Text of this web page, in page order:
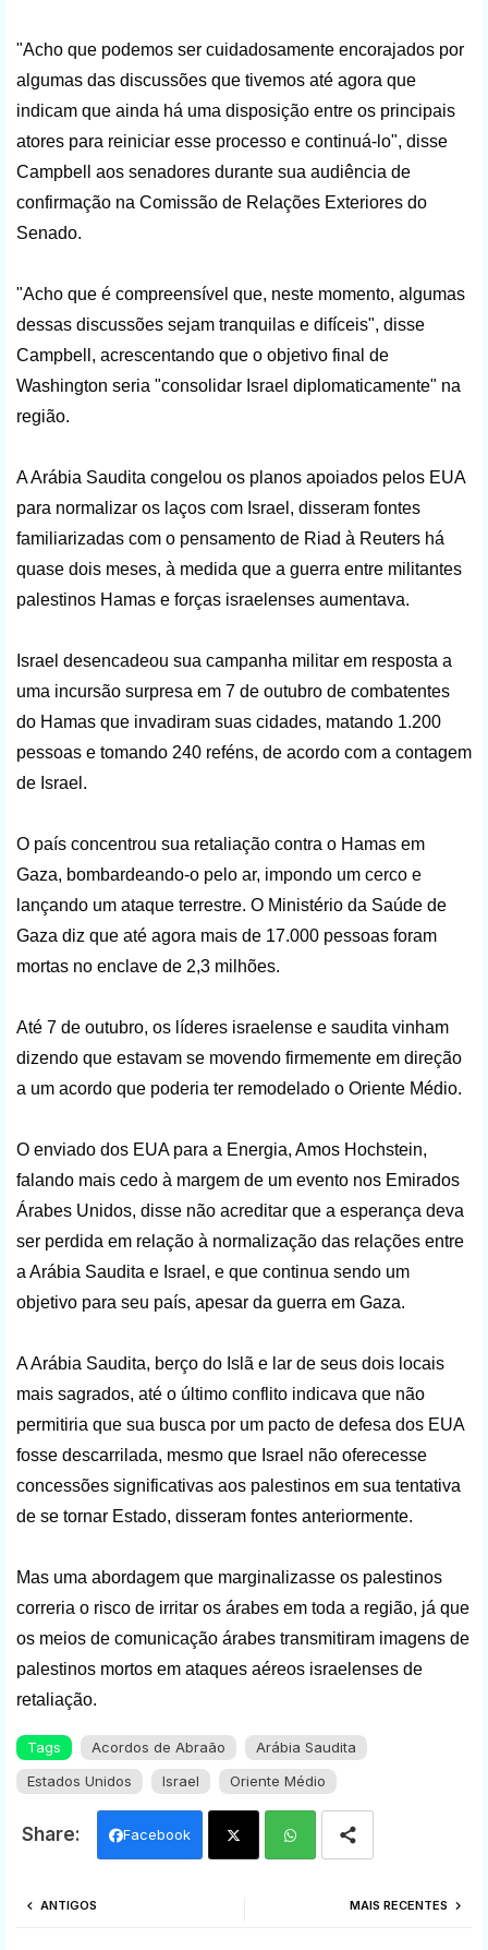
"Acho que podemos ser cuidadosamente encorajados por
algumas das discussões que tivemos até agora que
indicam que ainda há uma disposição entre os principais
atores para reiniciar esse processo e continuá-lo", disse
Campbell aos senadores durante sua audiência de
confirmação na Comissão de Relações Exteriores do
Senado.
"Acho que é compreensível que, neste momento, algumas
dessas discussões sejam tranquilas e difíceis", disse
Campbell, acrescentando que o objetivo final de
Washington seria "consolidar Israel diplomaticamente" na
região.
A Arábia Saudita congelou os planos apoiados pelos EUA
para normalizar os laços com Israel, disseram fontes
familiarizadas com o pensamento de Riad à Reuters há
quase dois meses, à medida que a guerra entre militantes
palestinos Hamas e forças israelenses aumentava.
Israel desencadeou sua campanha militar em resposta a
uma incursão surpresa em 7 de outubro de combatentes
do Hamas que invadiram suas cidades, matando 1.200
pessoas e tomando 240 reféns, de acordo com a contagem
de Israel.
O país concentrou sua retaliação contra o Hamas em
Gaza, bombardeando-o pelo ar, impondo um cerco e
lançando um ataque terrestre. O Ministério da Saúde de
Gaza diz que até agora mais de 17.000 pessoas foram
mortas no enclave de 2,3 milhões.
Até 7 de outubro, os líderes israelense e saudita vinham
dizendo que estavam se movendo firmemente em direção
a um acordo que poderia ter remodelado o Oriente Médio.
O enviado dos EUA para a Energia, Amos Hochstein,
falando mais cedo à margem de um evento nos Emirados
Árabes Unidos, disse não acreditar que a esperança deva
ser perdida em relação à normalização das relações entre
a Arábia Saudita e Israel, e que continua sendo um
objetivo para seu país, apesar da guerra em Gaza.
A Arábia Saudita, berço do Islã e lar de seus dois locais
mais sagrados, até o último conflito indicava que não
permitiria que sua busca por um pacto de defesa dos EUA
fosse descarrilada, mesmo que Israel não oferecesse
concessões significativas aos palestinos em sua tentativa
de se tornar Estado, disseram fontes anteriormente.
Mas uma abordagem que marginalizasse os palestinos
correria o risco de irritar os árabes em toda a região, já que
os meios de comunicação árabes transmitiram imagens de
palestinos mortos em ataques aéreos israelenses de
retaliação.
Tags Acordos de Abraão
Arábia Saudita
Estados Unidos
Israel Oriente Médio
Facebook
MAIS RECENTES
ANTIGOS